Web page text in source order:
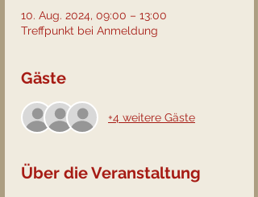
10. Aug. 2024, 09:00 – 13:00
Treffpunkt bei Anmeldung
Gäste
+4 weitere Gäste
Über die Veranstaltung